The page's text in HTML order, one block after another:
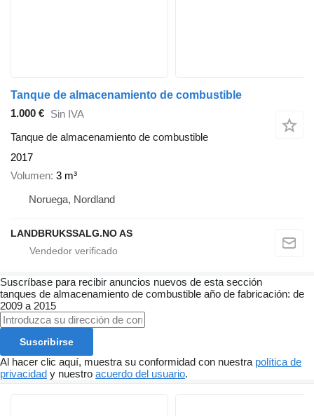
Tanque de almacenamiento de combustible
1.000 € Sin IVA
Tanque de almacenamiento de combustible
2017
Volumen 3 m³
Noruega, Nordland
LANDBRUKSSALG.NO AS
Suscríbase para recibir anuncios nuevos de esta sección
tanques de almacenamiento de combustible año de fabricación: de
2009 a 2015
Suscribirse
Al hacer clic aquí, muestra su conformidad con nuestra política de
privacidad y nuestro acuerdo del usuario.